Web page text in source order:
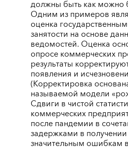
должны быть как можно
Одним из примеров
оценка
занятости на основе
ведомостей. Оценка
опросе коммерческих
результаты
появления и
(Корректировка
называемой модели
Сдвиги в чистой
коммерческих
после пандемии в
задержками в
значительным ошибкам